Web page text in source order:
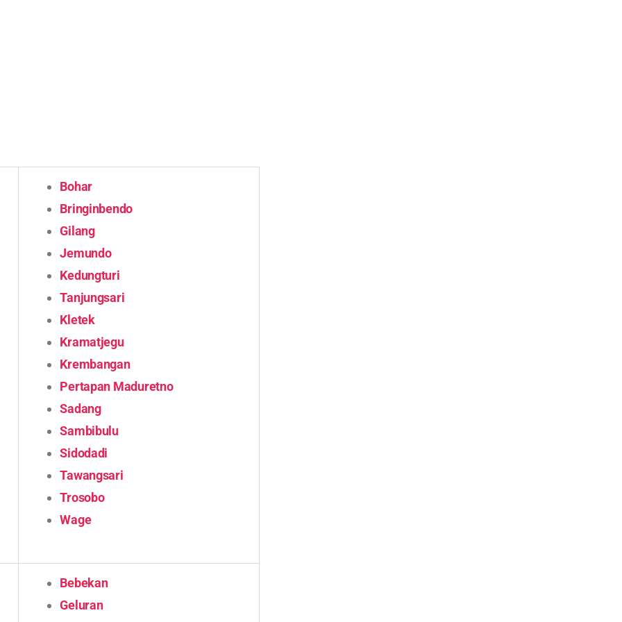
Bohar
Bringinbendo
Gilang
Jemundo
Kedungturi
Tanjungsari
Kletek
Kramatjegu
Krembangan
Pertapan Maduretno
Sadang
Sambibulu
Sidodadi
Tawangsari
Trosobo
Wage
Bebekan
Geluran